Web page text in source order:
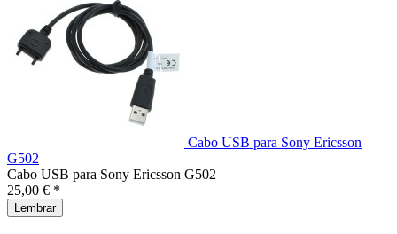
Cabo USB para Sony Ericsson
G502
Cabo USB para Sony Ericsson G502
25,00 € *
Lembrar